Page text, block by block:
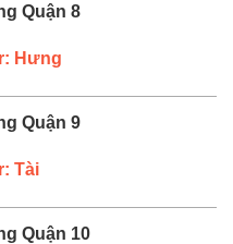
Quận 8
Hưng
Quận 9
Tài
Quận 10